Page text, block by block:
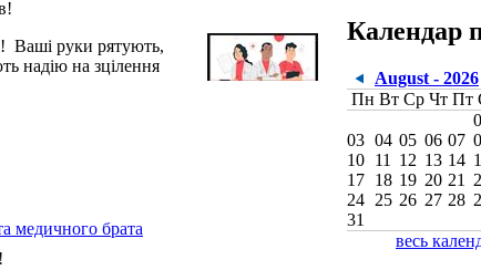
Ваші руки рятують,
надію на зцілення
медичного брата
Календар
August - 2026
Пн Вт Ср Чт Пт
03 04 05 06 07
10 11 12 13 14
17 18 19 20 21
24 25 26 27 28
31
весь